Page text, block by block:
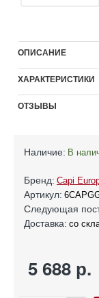
ОПИСАНИЕ
ХАРАКТЕРИСТИКИ
ОТЗЫВЫ
Наличие: В
Бренд: Capi
Артикул:
Следующая
Доставка: со
5 688 р.